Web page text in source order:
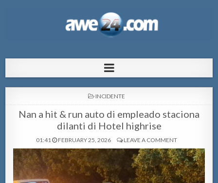
pa Aruba
POSTED
INCIDENTE
Nan a hit & run auto di empleado staciona
dilanti di Hotel highrise
01:41 FEBRUARY 25, 2026 LEAVE A COMMENT